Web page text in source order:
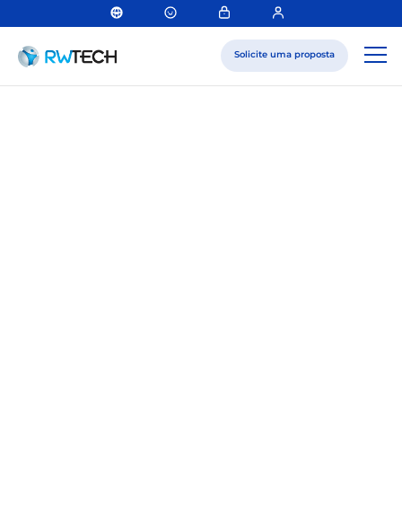
Solicite uma proposta